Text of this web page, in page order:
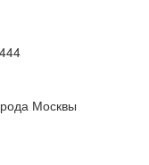
Москвы